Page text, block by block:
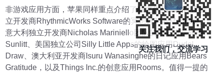
非游戏应用方面，苹果同样重点介绍了独立作品，如印度独
立开发商RhythmicWorks Software的冥想计时器Meditate、
意大利独立开发商Nicholas Mariniello团队的太阳追踪应用
Sunlitt、美国独立公司Silly Little Apps的绘图应用Dudel
Draw、澳大利亚开发商Isuru Wanasinghe的日记应用Bears
Gratitude，以及Things Inc.的创意应用Rooms。值得一提的
关注我们，交流学习